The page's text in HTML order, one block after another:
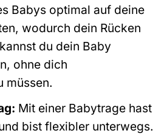
Babys optimal auf deine
wodurch dein Rücken
du dein Baby
ohne dich
müssen.
Mit einer Babytrage hast
bist flexibler unterwegs.